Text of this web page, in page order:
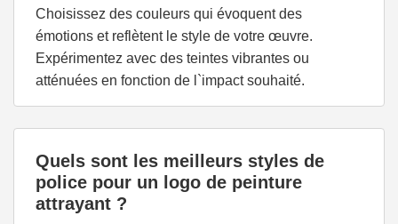
Choisissez des couleurs qui évoquent des
émotions et reflètent le style de votre œuvre.
Expérimentez avec des teintes vibrantes ou
atténuées en fonction de l`impact souhaité.
Quels sont les meilleurs styles de
police pour un logo de peinture
attrayant ?